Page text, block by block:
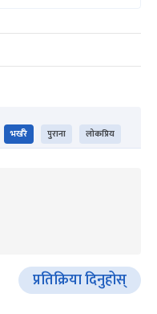
भर्खरै पुराना लोकप्रिय
प्रतिक्रिया दिनुहोस्